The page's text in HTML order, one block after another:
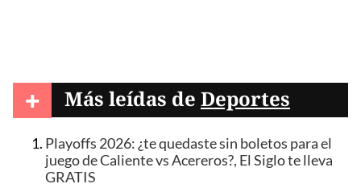
+ Más leídas de Deportes
Playoffs 2026: ¿te quedaste sin boletos para el
juego de Caliente vs Acereros?, El Siglo te lleva
GRATIS